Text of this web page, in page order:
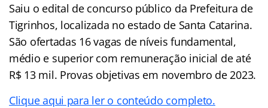
Saiu o edital de concurso público da Prefeitura de
Tigrinhos, localizada no estado de Santa Catarina.
São ofertadas 16 vagas de níveis fundamental,
médio e superior com remuneração inicial de até
R$ 13 mil. Provas objetivas em novembro de 2023.
Clique aqui para ler o conteúdo completo.